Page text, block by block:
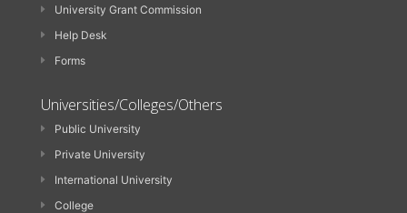
University Grant Commission
Help Desk
Forms
Universities/Colleges/Others
Public University
Private University
International University
College